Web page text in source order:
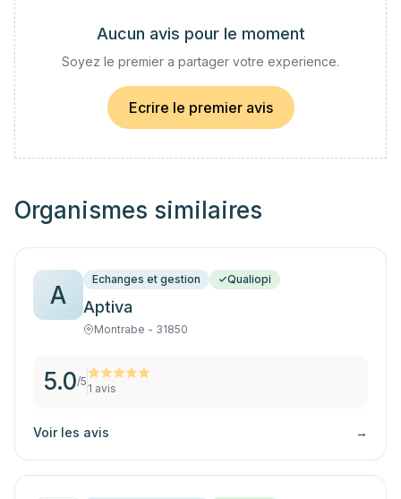
Aucun avis pour le moment
Soyez le premier a partager votre experience.
Ecrire le premier avis
Organismes similaires
A
Echanges et gestion Qualiopi
Aptiva
Montrabe - 31850
5.0/5
1 avis
Voir les avis →